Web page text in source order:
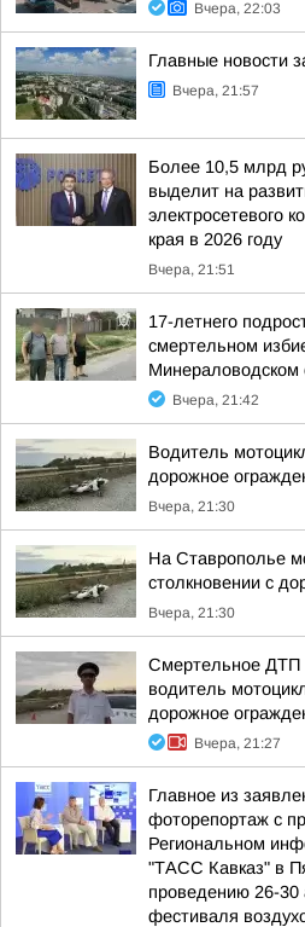
Вчера, 22:03
Главные новости
Вчера, 21:57
Более 10,5 млрд
выделит на
электросетевого
края в 2026 году
Вчера, 21:51
17-летнего
смертельном
Минераловодском
Вчера, 21:42
Водитель
дорожное
Вчера, 21:30
На Ставрополье
столкновении с
Вчера, 21:30
Смертельное ДТП
водитель
дорожное
Вчера, 21:27
Главное из
фоторепортаж с
Региональном
"ТАСС Кавказ" в
проведению 26-30
фестиваля